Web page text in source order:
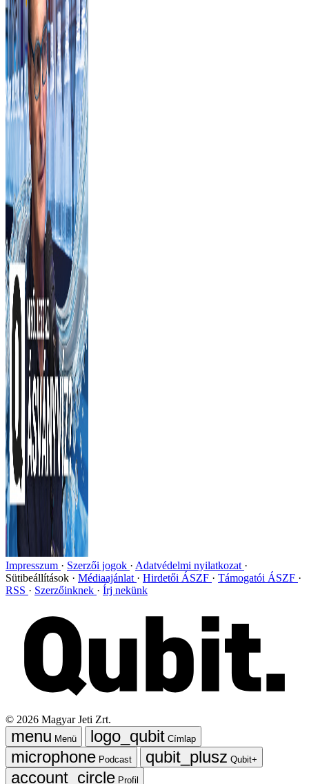
Impresszum Szerzői jogok
Adatvédelmi nyilatkozat
Sütibeállítások
Médiaajánlat Hirdetői ÁSZF
Támogatói ÁSZF
RSS
Szerzőinknek Írj nekünk
© 2026 Magyar Jeti Zrt.
Menü
Címlap
Podcast
Qubit+
Profil